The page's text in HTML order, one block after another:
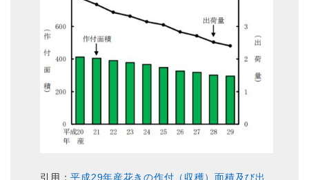
引用：平成29年産花きの作付（収穫）面積及び出